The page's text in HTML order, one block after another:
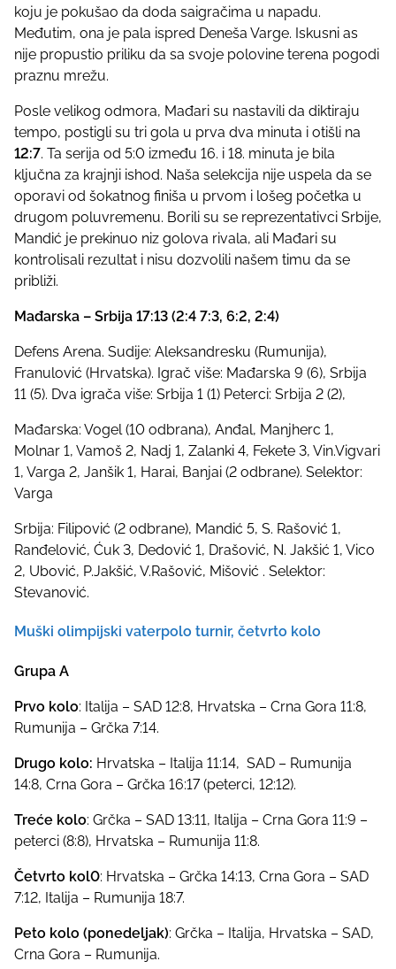
koju je pokušao da doda saigračima u napadu.
Međutim, ona je pala ispred Deneša Varge. Iskusni as
nije propustio priliku da sa svoje polovine terena pogodi
praznu mrežu.
Posle velikog odmora, Mađari su nastavili da diktiraju
tempo, postigli su tri gola u prva dva minuta i otišli na
12:7. Ta serija od 5:0 između 16. i 18. minuta je bila
ključna za krajnji ishod. Naša selekcija nije uspela da se
oporavi od šokatnog finiša u prvom i lošeg početka u
drugom poluvremenu. Borili su se reprezentativci Srbije,
Mandić je prekinuo niz golova rivala, ali Mađari su
kontrolisali rezultat i nisu dozvolili našem timu da se
približi.
Mađarska – Srbija 17:13 (2:4 7:3, 6:2, 2:4)
Defens Arena. Sudije: Aleksandresku (Rumunija),
Franulović (Hrvatska). Igrač više: Mađarska 9 (6), Srbija
11 (5). Dva igrača više: Srbija 1 (1) Peterci: Srbija 2 (2),
Mađarska: Vogel (10 odbrana), Anđal, Manjherc 1,
Molnar 1, Vamoš 2, Nadj 1, Zalanki 4, Fekete 3, Vin.Vigvari
1, Varga 2, Janšik 1, Harai, Banjai (2 odbrane). Selektor:
Varga
Srbija: Filipović (2 odbrane), Mandić 5, S. Rašović 1,
Ranđelović, Ćuk 3, Dedović 1, Drašović, N. Jakšić 1, Vico
2, Ubović, P.Jakšić, V.Rašović, Mišović . Selektor:
Stevanović.
Muški olimpijski vaterpolo turnir, četvrto kolo
Grupa A
Prvo kolo: Italija – SAD 12:8, Hrvatska – Crna Gora 11:8,
Rumunija – Grčka 7:14.
Drugo kolo: Hrvatska – Italija 11:14, SAD – Rumunija
14:8, Crna Gora – Grčka 16:17 (peterci, 12:12).
Treće kolo: Grčka – SAD 13:11, Italija – Crna Gora 11:9 –
peterci (8:8), Hrvatska – Rumunija 11:8.
Četvrto kol0: Hrvatska – Grčka 14:13, Crna Gora – SAD
7:12, Italija – Rumunija 18:7.
Peto kolo (ponedeljak): Grčka – Italija, Hrvatska – SAD,
Crna Gora – Rumunija.